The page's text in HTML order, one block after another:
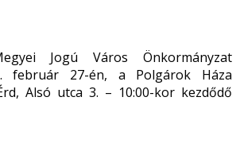
Jogú Város Önkormányzat
február 27-én, a Polgárok Háza
Alsó utca 3. – 10:00-kor kezdődő